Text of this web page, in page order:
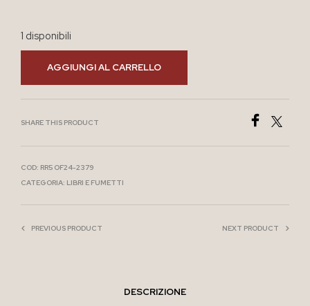
1 disponibili
AGGIUNGI AL CARRELLO
SHARE THIS PRODUCT
COD: RR5 OF24-2379
CATEGORIA: LIBRI E FUMETTI
PREVIOUS PRODUCT NEXT PRODUCT
DESCRIZIONE